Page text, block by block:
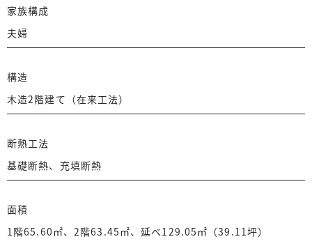
家族構成
夫婦
構造
木造2階建て（在来工法）
断熱工法
基礎断熱、充填断熱
面積
1階65.60㎡、2階63.45㎡、延べ129.05㎡（39.11坪）